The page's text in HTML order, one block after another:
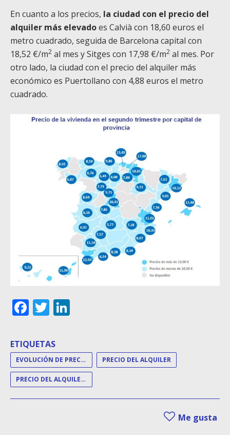
En cuanto a los precios, la ciudad con el precio del
alquiler más elevadoes Calvià con 18,60 euros el
metro cuadrado, seguida de Barcelona capital con
18,52 €/m2 al mes y Sitges con 17,98 €/m2 al mes. Por
otro lado, la ciudad con el precio del alquiler más
económico es Puertollano con 4,88 euros el metro
cuadrado.
Facebook
Twitter
ETIQUETAS
EVOLUCIÓN DE PRECIOS PRECIO DEL ALQUILER
PRECIO DEL ALQUILER DE VIVIENDA
Me gusta